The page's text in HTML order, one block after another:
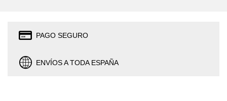
PAGO SEGURO
ENVÍOS A TODA ESPAÑA